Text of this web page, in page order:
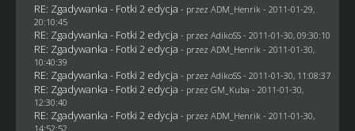
RE: Zgadywanka - Fotki 2 edycja - przez ADM_Henrik - 2011-01-29,
20:10:45
RE: Zgadywanka - Fotki 2 edycja - przez AdikoSS - 2011-01-30, 09:30:10
RE: Zgadywanka - Fotki 2 edycja - przez ADM_Henrik - 2011-01-30,
10:40:39
RE: Zgadywanka - Fotki 2 edycja - przez AdikoSS - 2011-01-30, 11:08:37
RE: Zgadywanka - Fotki 2 edycja - przez GM_Kuba - 2011-01-30,
12:30:40
RE: Zgadywanka - Fotki 2 edycja - przez ADM_Henrik - 2011-01-30,
14:52:52